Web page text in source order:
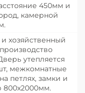
450мм и
камерной
хозяйственный
утепляется
межкомнатные
петлях, замки и
800х2000мм.